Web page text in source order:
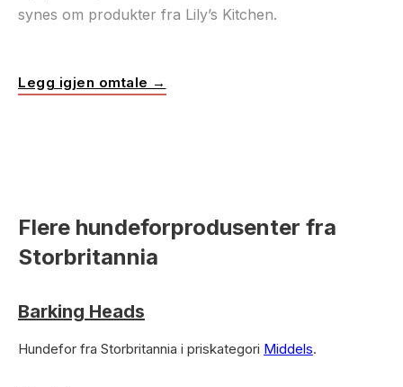
synes om produkter fra Lily’s Kitchen.
Legg igjen omtale →
Flere hundeforprodusenter fra
Storbritannia
Barking Heads
Hundefor fra Storbritannia i priskategori Middels.